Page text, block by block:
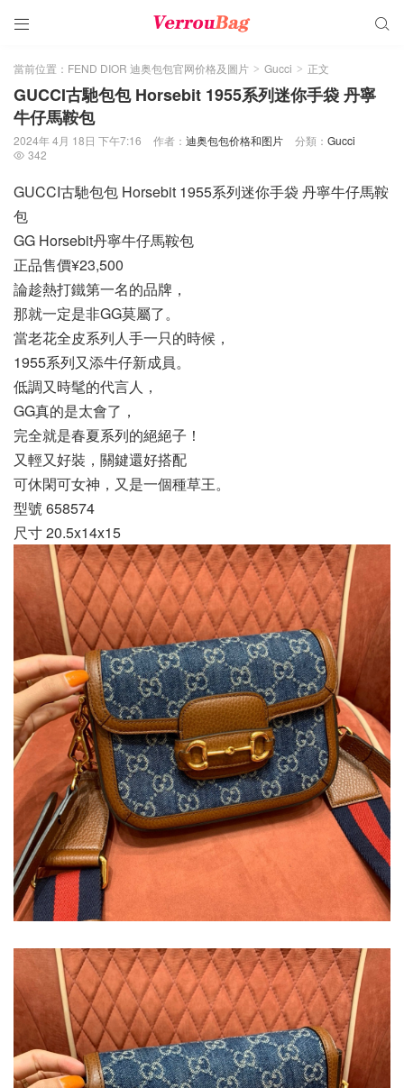
 
當前位置： FEND DIOR 迪奥包包官网价格及圖片 > Gucci > 正文
GUCCI古馳包包 Horsebit 1955系列迷你手袋 丹寧
牛仔馬鞍包
2024年 4月 18日 下午7:16 作者： 迪奥包包价格和图片 分類： Gucci
 342
GUCCI古馳包包 Horsebit 1955系列迷你手袋 丹寧牛仔馬鞍
包
GG Horsebit丹寧牛仔馬鞍包
正品售價¥23,500
論趁熱打鐵第一名的品牌，
那就一定是非GG莫屬了。
當老花全皮系列人手一只的時候，
1955系列又添牛仔新成員。
低調又時髦的代言人，
GG真的是太會了，
完全就是春夏系列的絕絕子！
又輕又好裝，關鍵還好搭配
可休閑可女神，又是一個種草王。
型號 658574
尺寸 20.5x14x15